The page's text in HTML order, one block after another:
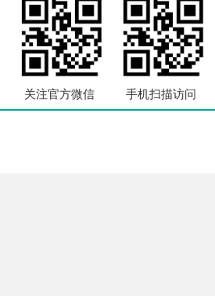
关注官方微信 手机扫描访问